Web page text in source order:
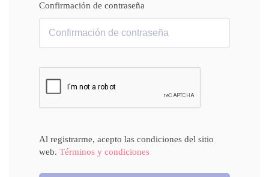
Confirmación de contraseña
Al registrarme, acepto las condiciones del sitio
web. Términos y condiciones